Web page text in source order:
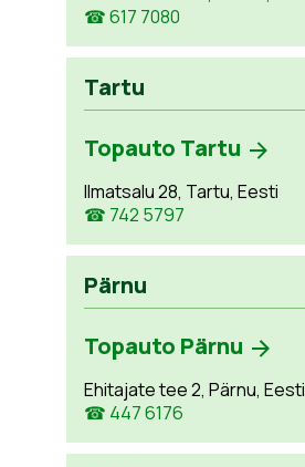
☎ 617 7080
Tartu
Topauto Tartu
Ilmatsalu 28, Tartu, Eesti
☎ 742 5797
Pärnu
Topauto Pärnu
Ehitajate tee 2, Pärnu, Eesti
☎ 447 6176